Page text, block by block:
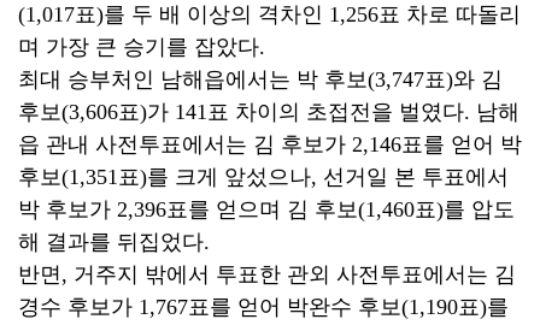
(1,017표)를 두 배 이상의 격차인 1,256표 차로 따돌리
며 가장 큰 승기를 잡았다.
최대 승부처인 남해읍에서는 박 후보(3,747표)와 김
후보(3,606표)가 141표 차이의 초접전을 벌였다. 남해
읍 관내 사전투표에서는 김 후보가 2,146표를 얻어 박
후보(1,351표)를 크게 앞섰으나, 선거일 본 투표에서
박 후보가 2,396표를 얻으며 김 후보(1,460표)를 압도
해 결과를 뒤집었다.
반면, 거주지 밖에서 투표한 관외 사전투표에서는 김
경수 후보가 1,767표를 얻어 박완수 후보(1,190표)를